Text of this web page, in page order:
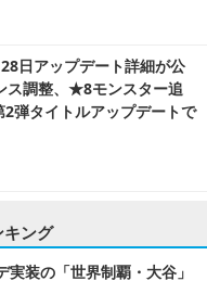
日アップデート詳細が公
ス調整、★8モンスター追
2弾タイトルアップデートで
キング
実装の「世界制覇・大谷」